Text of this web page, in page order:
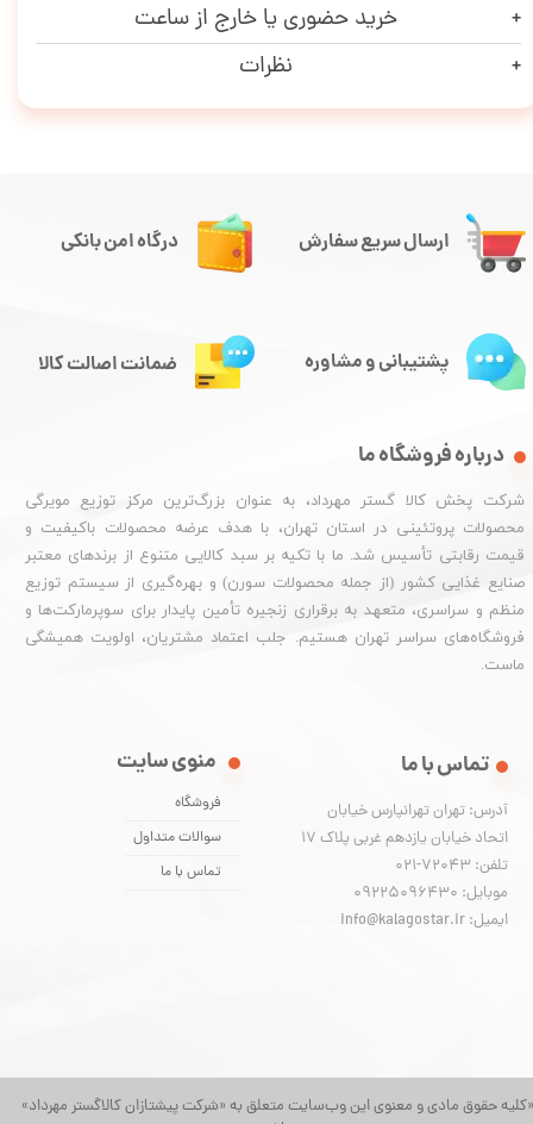
خرید حضوری یا خارج از ساعت
نظرات
حقوق مادی و معنوی این وب‌سایت متعلق به «شرکت پیشتازان کالاگستر مهرداد»
ارسال سریع سفارش
درباره فروشگاه ما
شرکت پخش کالا گستر مهرداد، به عنوان بزرگ‌ترین مرکز توزیع مویرگی
محصولات پروتئینی در استان تهران، با هدف عرضه محصولات باکیفیت و
قیمت رقابتی تأسیس شد. ما با تکیه بر سبد کالایی متنوع از برندهای معتبر
صنایع غذایی کشور (از جمله محصولات سورن) و بهره‌گیری از سیستم توزیع
منظم و سراسری، متعهد به برقراری زنجیره تأمین پایدار برای سوپرمارکت‌ها و
فروشگاه‌های سراسر تهران هستیم. جلب اعتماد مشتریان، اولویت همیشگی
ماست.
منوی سایت
فروشگاه
سوالات متداول
تماس با ما
تماس با ما
آدرس: تهران تهرانپارس خیابان
اتحاد خیابان یازدهم غربی پلاک ۱۷
تلفن: 72043-021
موبایل: 09225096430
ایمیل: info@kalagostar.ir
درگاه امن بانکی
پشتیبانی و مشاوره ضمانت اصالت کالا